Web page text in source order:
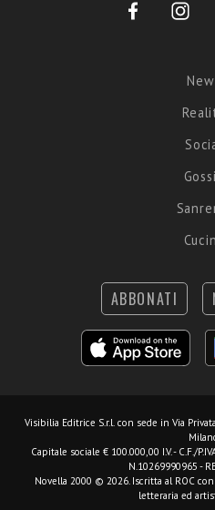
ABBONATI
Visibilia Editrice S.r.l. con sede in Via
Capitale sociale € 100.000,00 I.V. - C.F./
N.10269990965 -
Novella 2000 © 2026. Iscritta al ROC
letteraria ed